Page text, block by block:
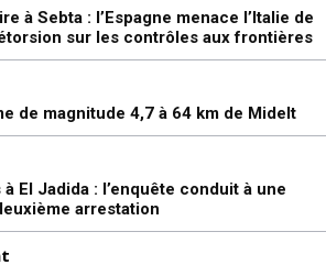
à Sebta : l’Espagne menace l’Italie de
sur les contrôles aux frontières
de magnitude 4,7 à 64 km de Midelt
El Jadida : l’enquête conduit à une
arrestation